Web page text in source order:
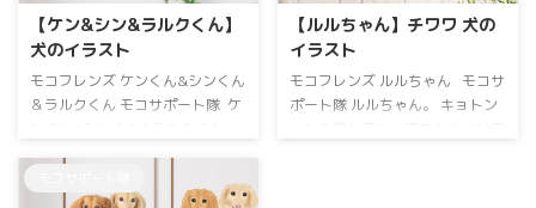
【ケン&シン&ラルクくん】
犬のイラスト
モコフレンズ ケンくん&シンくん
＆ラルクくん モコサポート隊 ケ
モコの肝細胞がん2度目の手術に
【ルルちゃん】チワワ 犬の
イラスト
モコフレンズ ルルちゃん モコサ
ポート隊 ルルちゃん。 キョトン